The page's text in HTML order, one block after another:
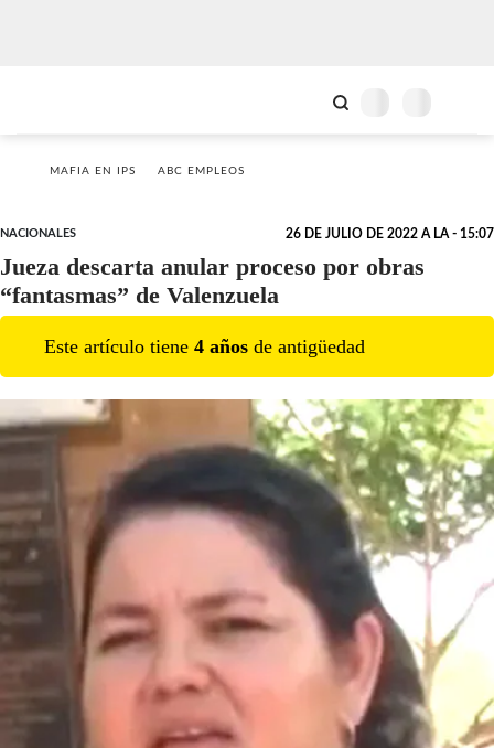
MAFIA EN IPS ABC EMPLEOS
NACIONALES 26 DE JULIO DE 2022 A LA - 15:07
Jueza descarta anular proceso por obras
“fantasmas” de Valenzuela
Este artículo tiene 4 años de antigüedad